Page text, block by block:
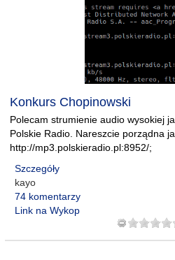
Konkurs Chopinowski
Polecam strumienie audio wysokiej
Polskie Radio. Nareszcie porządna
http://mp3.polskieradio.pl:8952/;
Szczegóły
kayo
74 komentarzy
Link na Wykop